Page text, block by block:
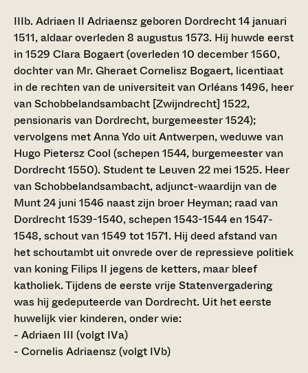
IIIb. Adriaen II Adriaensz geboren Dordrecht 14 januari
1511, aldaar overleden 8 augustus 1573. Hij huwde eerst
in 1529 Clara Bogaert (overleden 10 december 1560,
dochter van Mr. Gheraet Cornelisz Bogaert, licentiaat
in de rechten van de universiteit van Orléans 1496, heer
van Schobbelandsambacht [Zwijndrecht] 1522,
pensionaris van Dordrecht, burgemeester 1524);
vervolgens met Anna Ydo uit Antwerpen, weduwe van
Hugo Pietersz Cool (schepen 1544, burgemeester van
Dordrecht 1550). Student te Leuven 22 mei 1525. Heer
van Schobbelandsambacht, adjunct-waardijn van de
Munt 24 juni 1546 naast zijn broer Heyman; raad van
Dordrecht 1539-1540, schepen 1543-1544 en 1547-
1548, schout van 1549 tot 1571. Hij deed afstand van
het schoutambt uit onvrede over de repressieve politiek
van koning Filips II jegens de ketters, maar bleef
katholiek. Tijdens de eerste vrije Statenvergadering
was hij gedeputeerde van Dordrecht. Uit het eerste
huwelijk vier kinderen, onder wie:
- Adriaen III (volgt IVa)
- Cornelis Adriaensz (volgt IVb)